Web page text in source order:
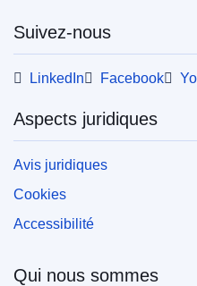
Suivez-nous
LinkedIn Facebook
Aspects juridiques
Avis juridiques
Cookies
Accessibilité
Qui nous sommes